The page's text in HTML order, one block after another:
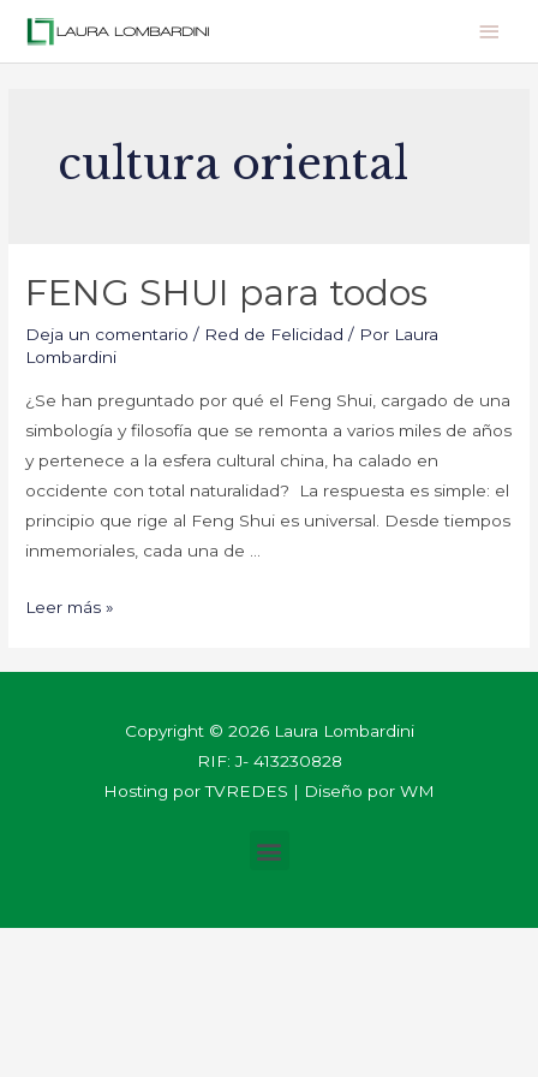
cultura oriental
FENG SHUI para todos
Deja un comentario / Red de Felicidad / Por Laura
Lombardini
¿Se han preguntado por qué el Feng Shui, cargado de una
simbología y filosofía que se remonta a varios miles de años
y pertenece a la esfera cultural china, ha calado en
occidente con total naturalidad? La respuesta es simple: el
principio que rige al Feng Shui es universal. Desde tiempos
inmemoriales, cada una de …
Leer más »
Copyright © 2026 Laura Lombardini
RIF: J- 413230828
Hosting porTVREDES | Diseño por WM